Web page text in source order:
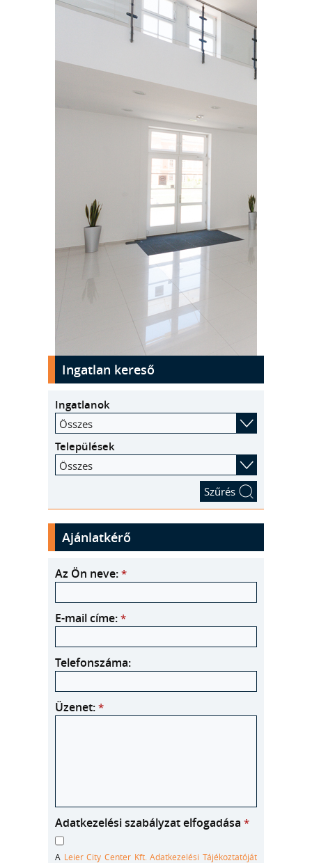
kinyit
Ingatlan kereső
Ingatlanok
Összes
Települések
Összes
Ajánlatkérő
Az Ön neve: *
E-mail címe: *
Telefonszáma:
Üzenet: *
Adatkezelési szabályzat elfogadása *
A Leier City Center Kft. Adatkezelési Tájékoztatóját